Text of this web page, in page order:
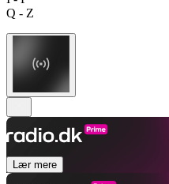
Q - Z
Lær mere